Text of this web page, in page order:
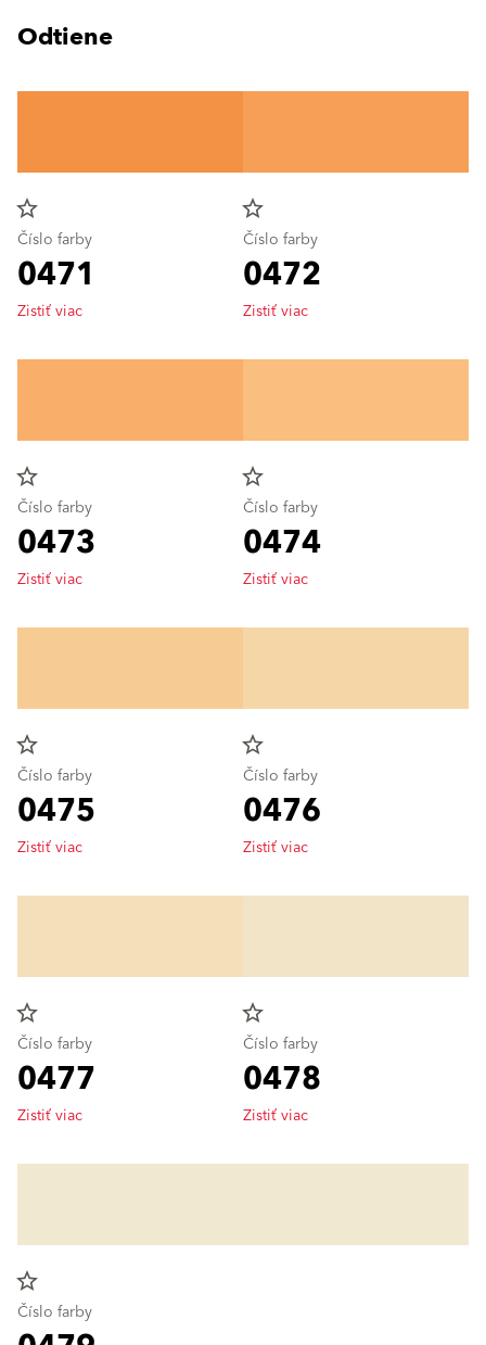
Odtiene
star_border
Číslo farby
0471
Zistiť viac
star_border
Číslo farby
0472
Zistiť viac
star_border
Číslo farby
0473
Zistiť viac
star_border
Číslo farby
0474
Zistiť viac
star_border
Číslo farby
0475
Zistiť viac
star_border
Číslo farby
0476
Zistiť viac
star_border
Číslo farby
0477
Zistiť viac
star_border
Číslo farby
0478
Zistiť viac
star_border
Číslo farby